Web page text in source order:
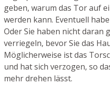
geben, warum das Tor auf
werden kann. Eventuell
Oder Sie haben nicht daran
verriegeln, bevor Sie das
Möglicherweise ist das
und hat sich verzogen, so
mehr drehen lässt.